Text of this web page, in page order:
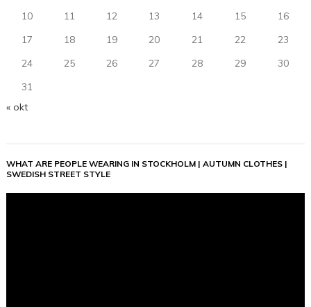
10
11 12 13 14 15
16
17
18 19 20 21 22
23
24
25 26 27 28 29
30
31
« okt
WHAT ARE PEOPLE WEARING IN STOCKHOLM | AUTUMN CLOTHES |
SWEDISH STREET STYLE